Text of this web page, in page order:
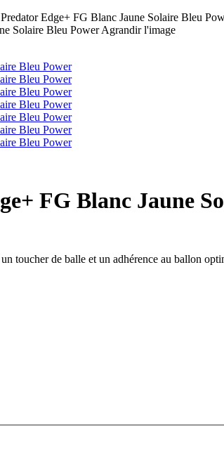
Edge+ FG Blanc Jaune Solaire Bleu
Agrandir l'image
FG Blanc Jaune
toucher de balle et un adhérence au ballon